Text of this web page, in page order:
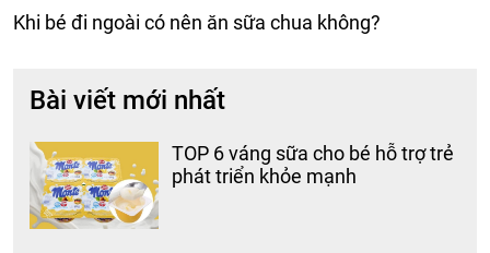
Khi bé đi ngoài có nên ăn sữa chua không?
Bài viết mới nhất
TOP 6 váng sữa cho bé hỗ trợ trẻ
phát triển khỏe mạnh